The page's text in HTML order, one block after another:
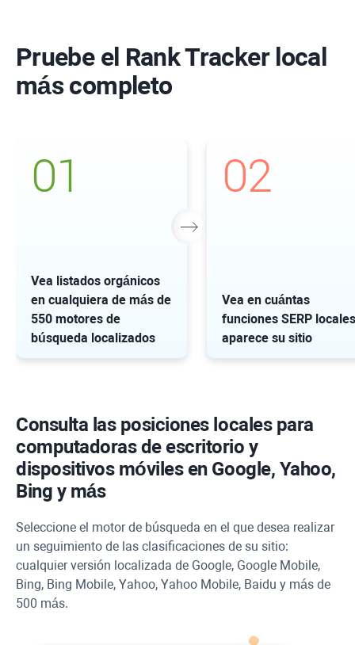
Pruebe el Rank Tracker local
más completo
01
Vea listados orgánicos
en cualquiera de más de
550 motores de
búsqueda localizados
02
Vea en cuántas
funciones SERP locales
aparece su sitio
Consulta las posiciones locales para
computadoras de escritorio y
dispositivos móviles en Google, Yahoo,
Bing y más
Seleccione el motor de búsqueda en el que desea realizar
un seguimiento de las clasificaciones de su sitio:
cualquier versión localizada de Google, Google Mobile,
Bing, Bing Mobile, Yahoo, Yahoo Mobile, Baidu y más de
500 más.